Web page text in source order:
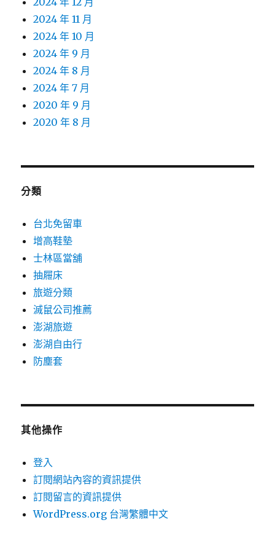
2024 年 11 月
2024 年 10 月
2024 年 9 月
2024 年 8 月
2024 年 7 月
2020 年 9 月
2020 年 8 月
分類
台北免留車
增高鞋墊
士林區當舖
抽屜床
旅遊分類
滅鼠公司推薦
澎湖旅遊
澎湖自由行
防塵套
其他操作
登入
訂閱網站內容的資訊提供
訂閱留言的資訊提供
WordPress.org 台灣繁體中文